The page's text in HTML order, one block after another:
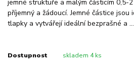
jemné struktuře a malým částicím 0,5-
příjemný a žádoucí. Jemné částice
tlapky a vytvářejí ideální bezprašné a ...
Dostupnost skladem 4 ks